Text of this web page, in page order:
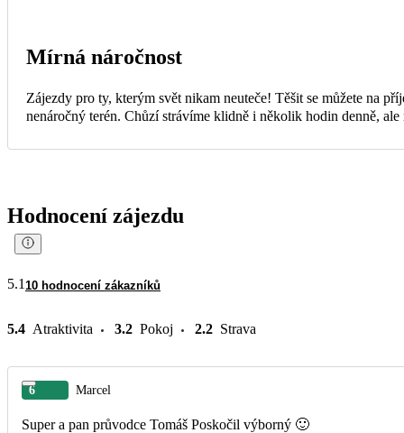
Mírná náročnost
Zájezdy pro ty, kterým svět nikam neuteče! Těšit se můžete na
nenáročný terén. Chůzí strávíme klidně i několik hodin denně, ale
Hodnocení zájezdu
5.1 10 hodnocení zákazníků
5.4 Atraktivita 3.2 Pokoj 2.2 Strava
6 Marcel
Super a pan průvodce Tomáš Poskočil výborný 🙂